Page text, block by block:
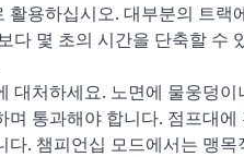
활용하십시오. 대부분의 트
다 몇 초의 시간을 단축할 수
대처하세요. 노면에 물웅덩
며 통과해야 합니다. 점프대
다. 챔피언십 모드에서는 맹